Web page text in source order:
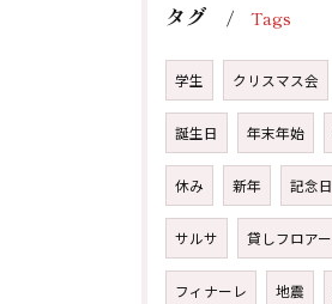
タグ Tags
学生 クリスマス会
誕生日 年末年始
休み 新年 記念日
サルサ 貸しフロアー
フィナーレ 地震